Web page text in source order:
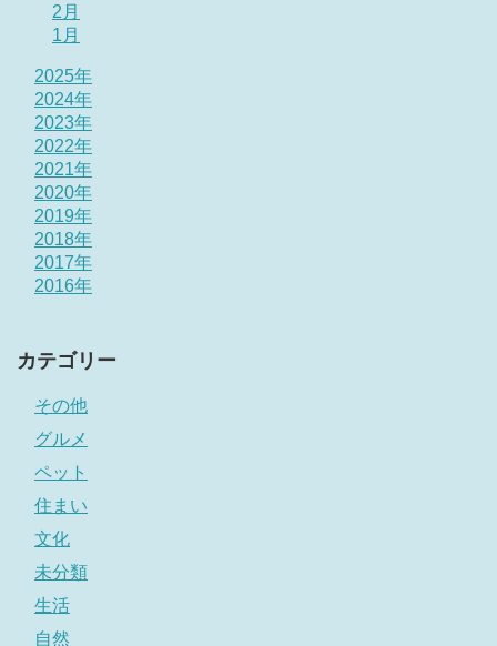
2月
1月
2025年
2024年
2023年
2022年
2021年
2020年
2019年
2018年
2017年
2016年
カテゴリー
その他
グルメ
ペット
住まい
文化
未分類
生活
自然